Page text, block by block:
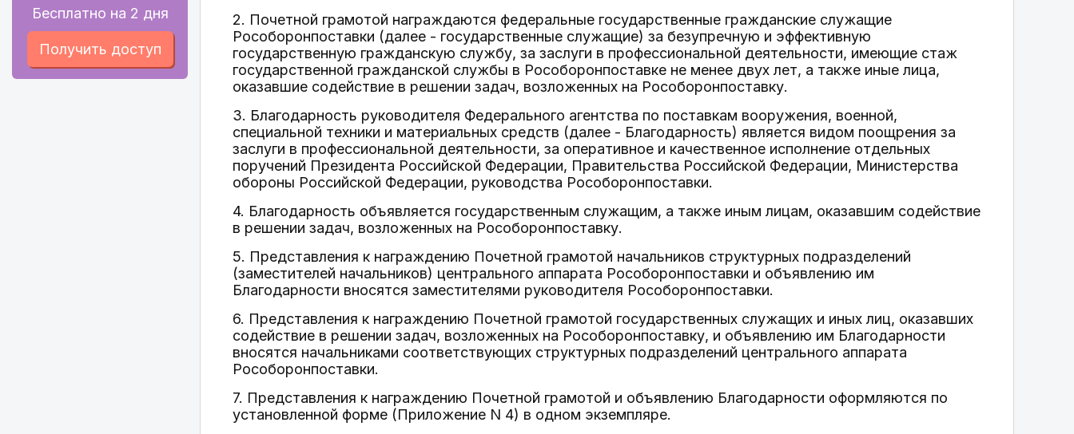
Бесплатно на 2 дня
Получить доступ
2. Почетной грамотой награждаются федеральные государственные гражданские служащие
Рособоронпоставки (далее - государственные служащие) за безупречную и эффективную
государственную гражданскую службу, за заслуги в профессиональной деятельности, имеющие стаж
государственной гражданской службы в Рособоронпоставке не менее двух лет, а также иные лица,
оказавшие содействие в решении задач, возложенных на Рособоронпоставку.
3. Благодарность руководителя Федерального агентства по поставкам вооружения, военной,
специальной техники и материальных средств (далее - Благодарность) является видом поощрения за
заслуги в профессиональной деятельности, за оперативное и качественное исполнение отдельных
поручений Президента Российской Федерации, Правительства Российской Федерации, Министерства
обороны Российской Федерации, руководства Рособоронпоставки.
4. Благодарность объявляется государственным служащим, а также иным лицам, оказавшим содействие
в решении задач, возложенных на Рособоронпоставку.
5. Представления к награждению Почетной грамотой начальников структурных подразделений
(заместителей начальников) центрального аппарата Рособоронпоставки и объявлению им
Благодарности вносятся заместителями руководителя Рособоронпоставки.
6. Представления к награждению Почетной грамотой государственных служащих и иных лиц, оказавших
содействие в решении задач, возложенных на Рособоронпоставку, и объявлению им Благодарности
вносятся начальниками соответствующих структурных подразделений центрального аппарата
Рособоронпоставки.
7. Представления к награждению Почетной грамотой и объявлению Благодарности оформляются по
установленной форме (Приложение N 4) в одном экземпляре.